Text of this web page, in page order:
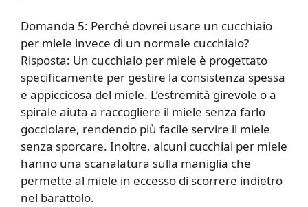
Domanda 5: Perché dovrei usare un cucchiaio
per miele invece di un normale cucchiaio?
Risposta: Un cucchiaio per miele è progettato
specificamente per gestire la consistenza spessa
e appiccicosa del miele. L’estremità girevole o a
spirale aiuta a raccogliere il miele senza farlo
gocciolare, rendendo più facile servire il miele
senza sporcare. Inoltre, alcuni cucchiai per miele
hanno una scanalatura sulla maniglia che
permette al miele in eccesso di scorrere indietro
nel barattolo.